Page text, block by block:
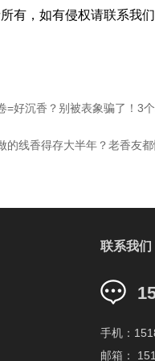
有，如有侵权请联系我
=好沉香？别被表象骗了！3
的线香得存大半年？老香友
联系我们
手机：
邮箱：